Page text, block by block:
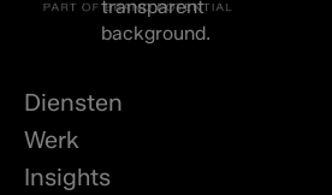
Diensten
Werk
Insights